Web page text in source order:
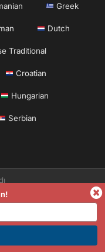
Greek
Dutch
Traditional
Croatian
Hungarian
Serbian
KAZAN